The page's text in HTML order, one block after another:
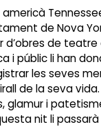
de Nova
d’obres de
i públic li han
les seves
de la seva vida.
glamur i
nit li